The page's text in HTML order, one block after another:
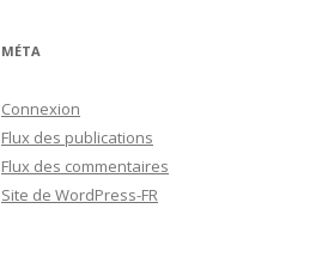
MÉTA
Connexion
Flux des publications
Flux des commentaires
Site de WordPress-FR